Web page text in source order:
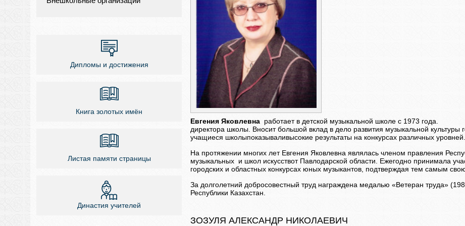
Дипломы и достижения
Книга золотых имён
Листая памяти страницы
Династия учителей
Евгения Яковлевна работает в детской музыкальной школе с 1973 года.
директора школы. Вносит большой вклад в дело развития музыкальной культуры
учащиеся школыпоказываливысокие результаты на конкурсах различных уровней.
На протяжении многих лет Евгения Яковлевна являлась членом правления
музыкальных и школ искусствот Павлодарской области. Ежегодно принимала
городских и областных конкурсах юных музыкантов, подтверждая тем самым
За долголетний добросовестный труд награждена медалью «Ветеран труда»
Республики Казахстан.
ЗОЗУЛЯ АЛЕКСАНДР НИКОЛАЕВИЧ